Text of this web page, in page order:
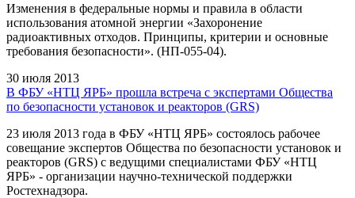
Изменения в федеральные нормы и правила в области
использования атомной энергии «Захоронение
радиоактивных отходов. Принципы, критерии и основные
требования безопасности». (НП-055-04).
30 июля 2013
В ФБУ «НТЦ ЯРБ» прошла встреча с экспертами Общества
по безопасности установок и реакторов (GRS)
23 июля 2013 года в ФБУ «НТЦ ЯРБ» состоялось рабочее
совещание экспертов Общества по безопасности установок и
реакторов (GRS) с ведущими специалистами ФБУ «НТЦ
ЯРБ» - организации научно-технической поддержки
Ростехнадзора.